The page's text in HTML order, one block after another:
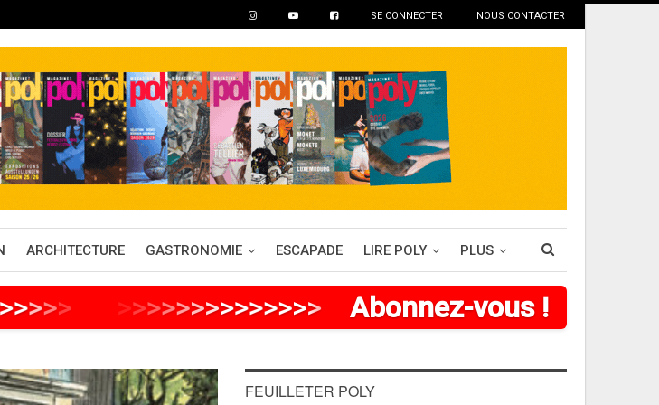
SE CONNECTER NOUS CONTACTER
ARCHITECTURE GASTRONOMIE ESCAPADE LIRE POLY PLUS
>>>>> >>>>>>> >>>>>> Abonnez-vous !
FEUILLETER POLY